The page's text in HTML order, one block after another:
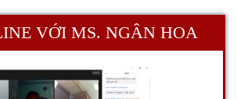
VỚI MS. NGÂN HOA